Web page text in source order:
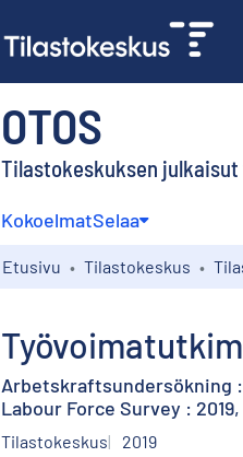
OTOS
Tilastokeskuksen julkaisut
KokoelmatSelaa
Etusivu Tilastokeskus
Arbetskraftsundersökning
Labour Force Survey :
Tilastokeskus 2019